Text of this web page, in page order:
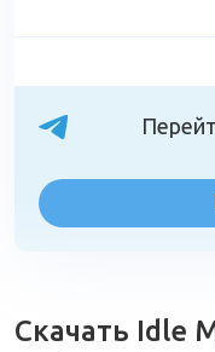
Скачать Idle